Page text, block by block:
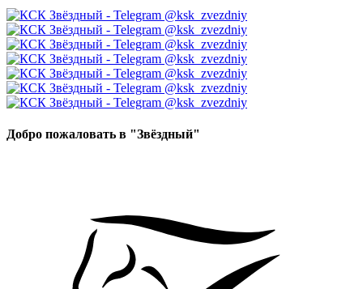
Добро пожаловать в "Звёздный"